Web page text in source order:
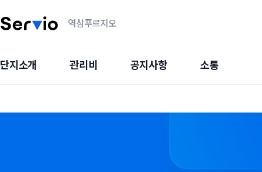
역삼푸르지오
단지소개 관리비 공지사항 소통